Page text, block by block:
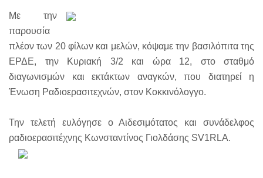
Με την
παρουσία
πλέον των 20 φίλων και μελών, κόψαμε την βασιλόπιτα της
ΕΡΔΕ, την Κυριακή 3/2 και ώρα 12, στο σταθμό
διαγωνισμών και εκτάκτων αναγκών, που διατηρεί η
Ένωση Ραδιοερασιτεχνών, στον Κοκκινόλογγο.
Την τελετή ευλόγησε ο Αιδεσιμότατος και συνάδελφος
ραδιοερασιτέχνης Κωνσταντίνος Γιολδάσης SV1RLA.